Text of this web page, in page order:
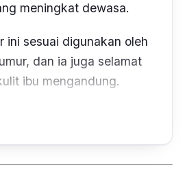
meningkat dewasa.
ini sesuai digunakan oleh
dan ia juga selamat
ibu mengandung.
mengurangkan